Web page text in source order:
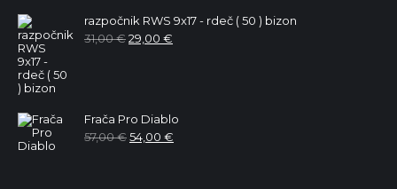
razpočnik RWS 9x17 - rdeč ( 50 ) bizon
31,00€Izvirna
29,00 €
Frača Pro Diablo
57,00€ Izvirna
54,00 €